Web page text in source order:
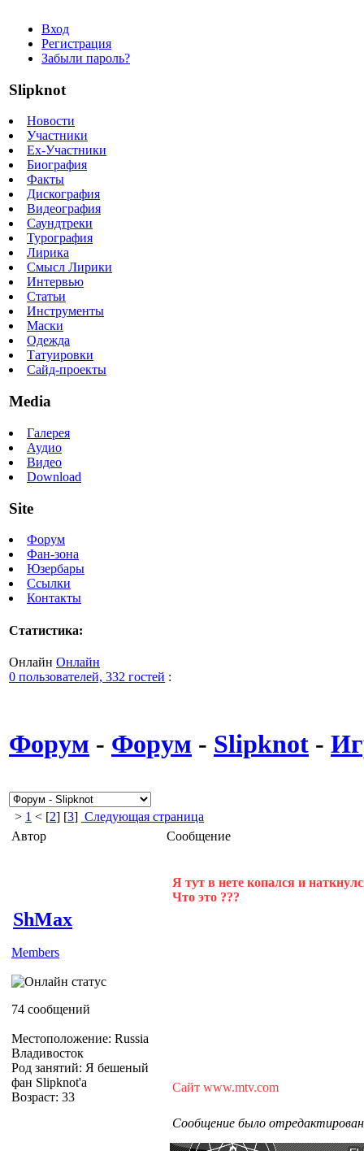
Вход
Регистрация
Забыли пароль?
Slipknot
Новости
Участники
Ex-Участники
Биография
Факты
Дискография
Видеография
Саундтреки
Турография
Лирика
Смысл Лирики
Интервью
Статьи
Инструменты
Маски
Одежда
Татуировки
Сайд-проекты
Media
Галерея
Аудио
Видео
Download
Site
Форум
Фан-зона
Юзербары
Ссылки
Контакты
Статистика:
Онлайн Онлайн
0 пользователей, 332 гостей :
Форум - Форум - Slipknot -
> 1 < [2] [3] Следующая страница
Автор
Сообщение
ShMax
Members
74 сообщений
Местоположение: Russia
Владивосток
Род занятий: Я бешеный
фан Slipknot'a
Возраст: 33
Я тут в нете копался и
Что это ???
Сайт www.mtv.com
Сообщение было